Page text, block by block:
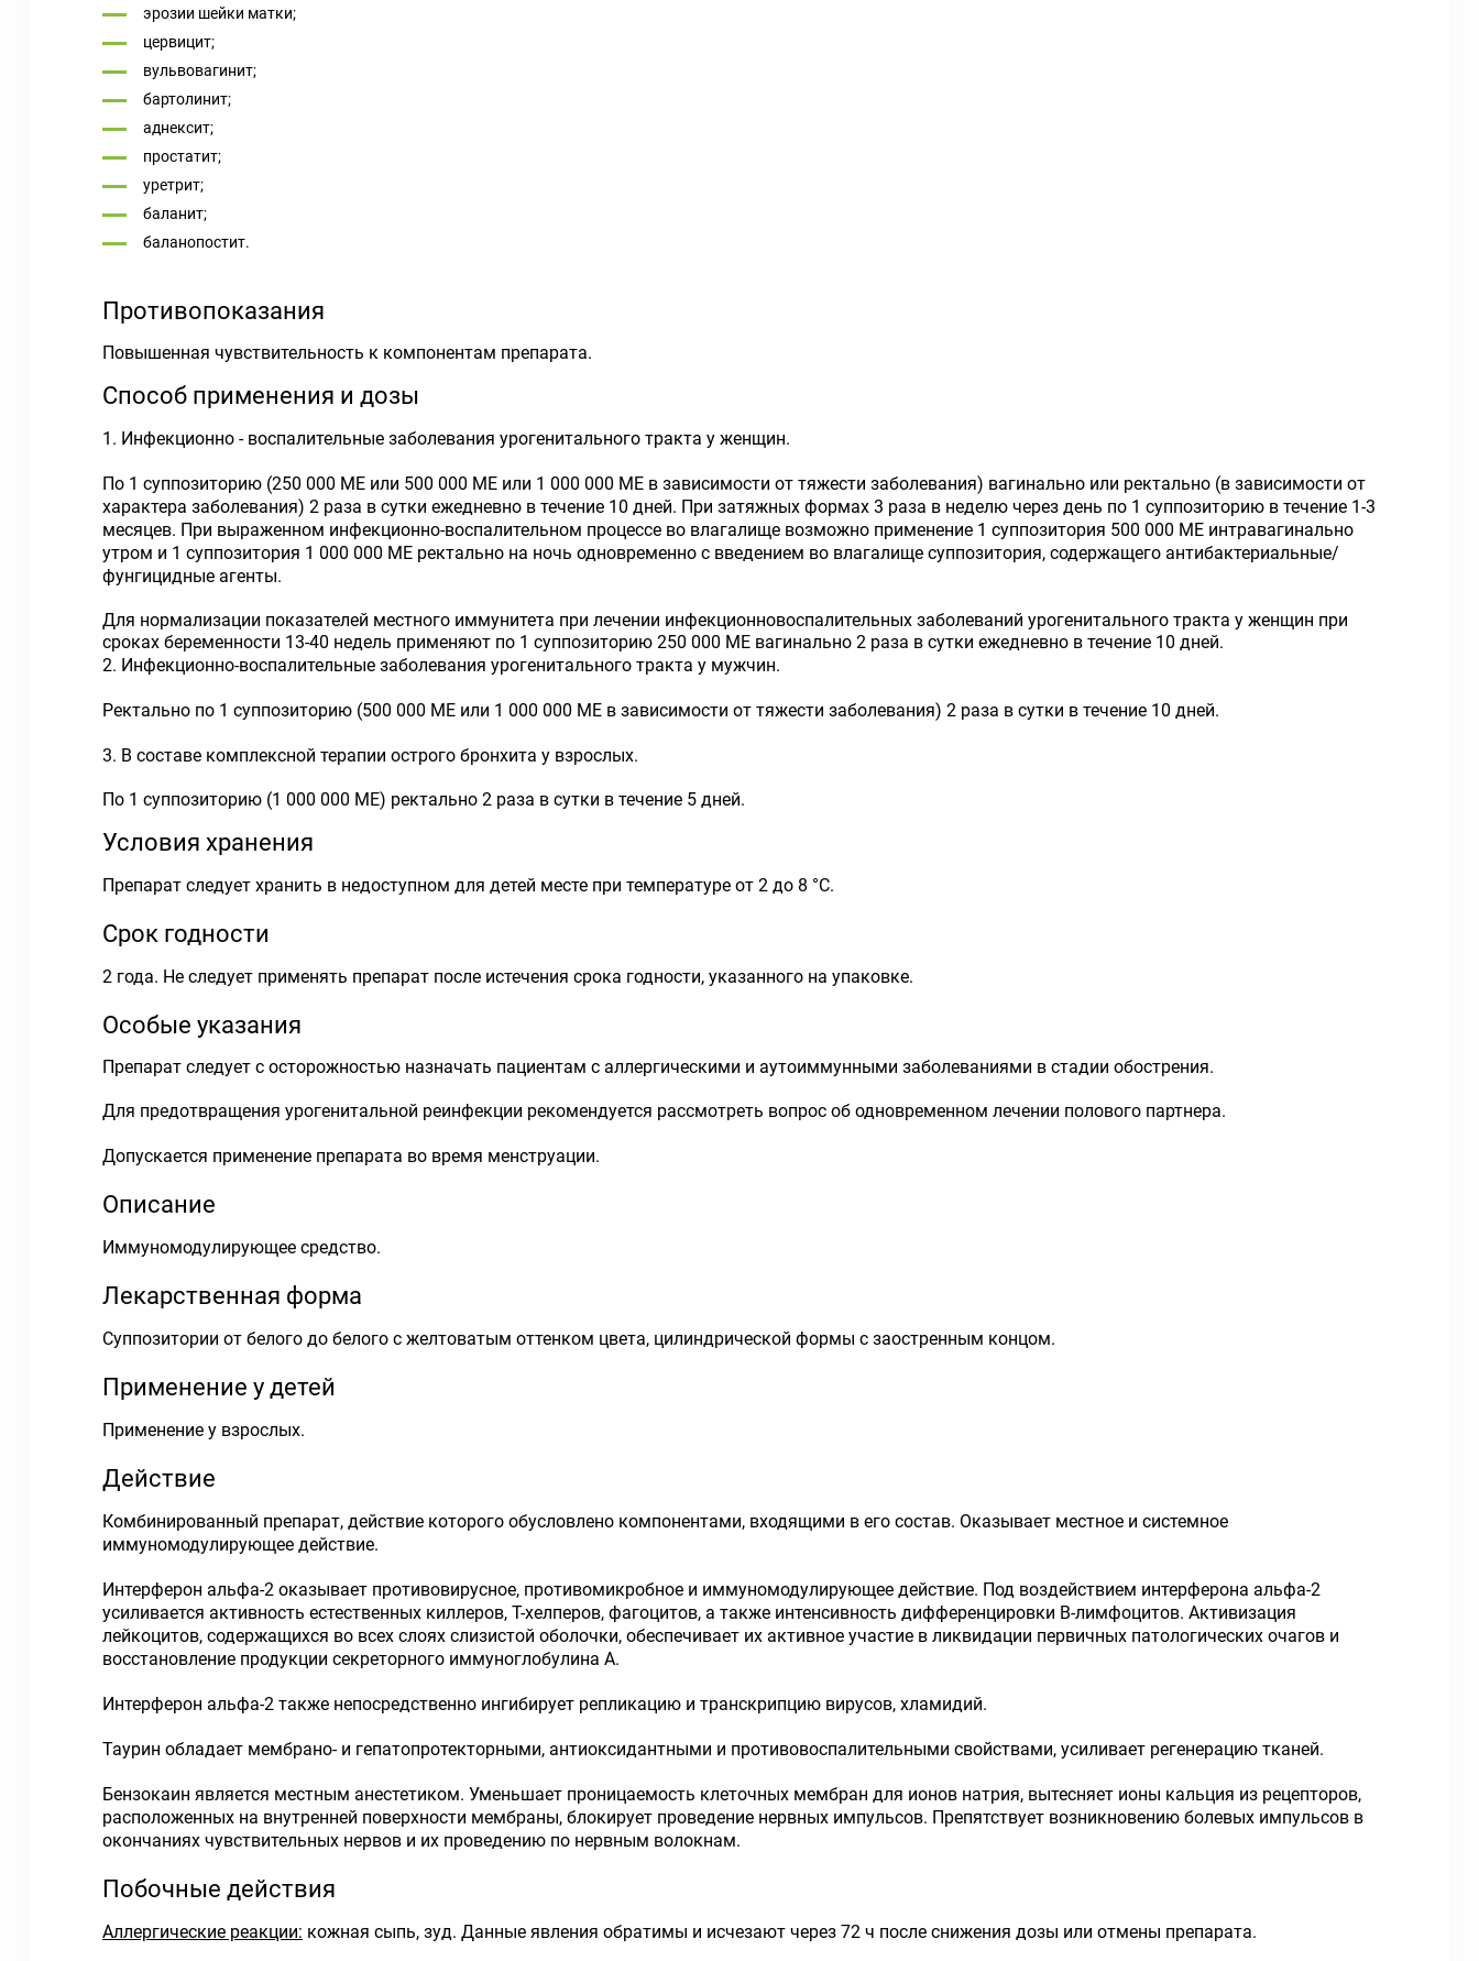
эрозии шейки матки;
цервицит;
вульвовагинит;
бартолинит;
аднексит;
простатит;
уретрит;
баланит;
баланопостит.
Противопоказания
Повышенная чувствительность к компонентам препарата.
Способ применения и дозы
1. Инфекционно - воспалительные заболевания урогенитального тракта у женщин.
По 1 суппозиторию (250 000 ME или 500 000 ME или 1 000 000 ME в зависимости от тяжести заболевания) вагинально или ректально (в зависимости от
характера заболевания) 2 раза в сутки ежедневно в течение 10 дней. При затяжных формах 3 раза в неделю через день по 1 суппозиторию в течение 1-3
месяцев. При выраженном инфекционно-воспалительном процессе во влагалище возможно применение 1 суппозитория 500 000 ME интравагинально
утром и 1 суппозитория 1 000 000 ME ректально на ночь одновременно с введением во влагалище суппозитория, содержащего антибактериальные/
фунгицидные агенты.
Для нормализации показателей местного иммунитета при лечении инфекционно­воспалительных заболеваний урогени­тального тракта у женщин при
сроках беременности 13-40 недель применяют по 1 суппозиторию 250 000 ME вагинально 2 раза в сутки ежедневно в течение 10 дней.
2. Инфекционно-воспалительные заболевания урогенитального тракта у мужчин.
Ректально по 1 суппозиторию (500 000 ME или 1 000 000 ME в зависимости от тяжести заболевания) 2 раза в сутки в течение 10 дней.
3. В составе комплексной терапии острого бронхита у взрослых.
По 1 суппозиторию (1 000 000 ME) ректально 2 раза в сутки в течение 5 дней.
Условия хранения
Препарат следует хранить в недоступном для детей месте при температуре от 2 до 8 °С.
Срок годности
2 года. Не следует применять препарат после истечения срока годности, указанного на упаковке.
Особые указания
Препарат следует с осторожностью назначать пациентам с аллергическими и аутоиммунными заболеваниями в стадии обострения.
Для предотвращения урогенитальной реинфекции рекомендуется рассмотреть вопрос об одновременном лечении полового партнера.
Допускается применение препарата во время менструации.
Описание
Иммуномодулирующее средство.
Лекарственная форма
Суппозитории от белого до белого с желтоватым оттенком цвета, цилиндрической формы с заостренным концом.
Применение у детей
Применение у взрослых.
Действие
Комбинированный препарат, действие которого обусловлено компонентами, входящими в его состав. Оказывает местное и системное
иммуномодулирующее действие.
Интерферон альфа-2 оказывает противовирусное, противомикробное и иммуномодулирующее действие. Под воздействием интерферона альфа-2
усиливается активность естественных киллеров, Т-хелперов, фагоцитов, а также интенсивность дифференцировки В-лимфоцитов. Активизация
лейкоцитов, содержащихся во всех слоях слизистой оболочки, обеспечивает их активное участие в ликвидации первичных патологических очагов и
восстановление продукции секреторного иммуноглобулина А.
Интерферон альфа-2 также непосредственно ингибирует репликацию и транскрипцию вирусов, хламидий.
Таурин обладает мембрано- и гепатопротекторными, антиоксидантными и противовоспалительными свойствами, усиливает регенерацию тканей.
Бензокаин является местным анестетиком. Уменьшает проницаемость клеточных мембран для ионов натрия, вытесняет ионы кальция из рецепторов,
расположенных на внутренней поверхности мембраны, блокирует проведение нервных импульсов. Препятствует возникновению болевых импульсов в
окончаниях чувствительных нервов и их проведению по нервным волокнам.
Побочные действия
Аллергические реакции: кожная сыпь, зуд. Данные явления обратимы и исчезают через 72 ч после снижения дозы или отмены препарата.